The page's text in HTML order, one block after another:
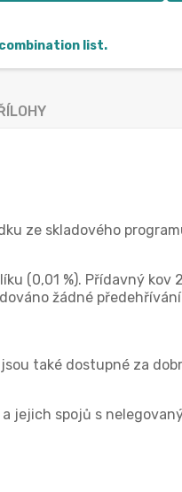
list.
ze skladového
(0,01 %). Přídavný kov
žádné
také dostupné za
jejich spojů s